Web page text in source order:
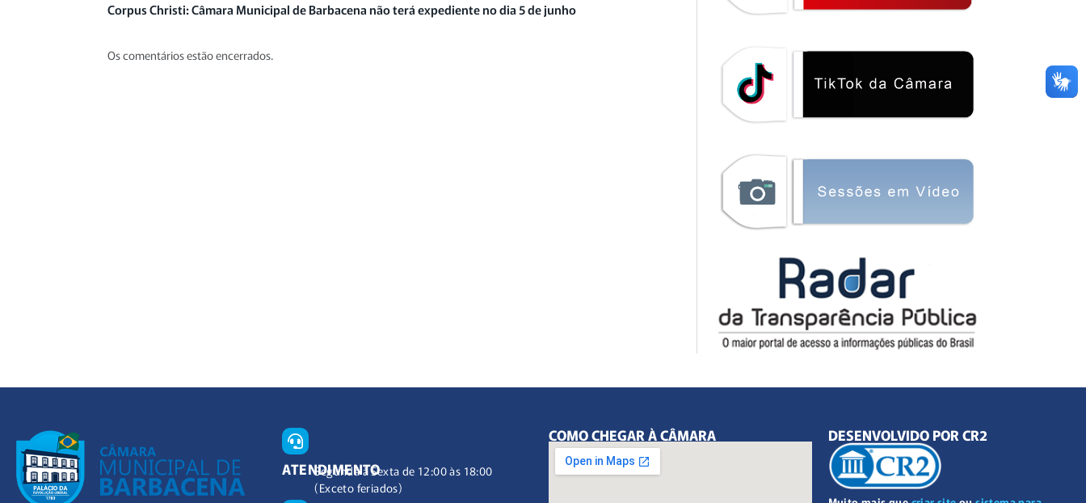
Corpus Christi: Câmara Municipal de Barbacena não terá expediente no dia 5 de junho
Os comentários estão encerrados.
ATENDIMENTO
Segunda à Sexta de 12:00 às 18:00
(Exceto feriados)
COMO CHEGAR À CÂMARA DESENVOLVIDO POR CR2